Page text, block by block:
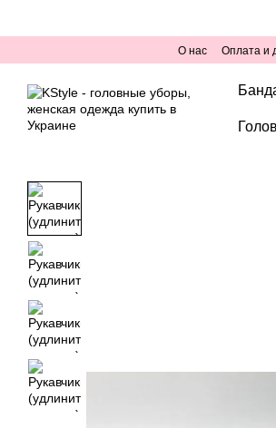
О нас Оплата и